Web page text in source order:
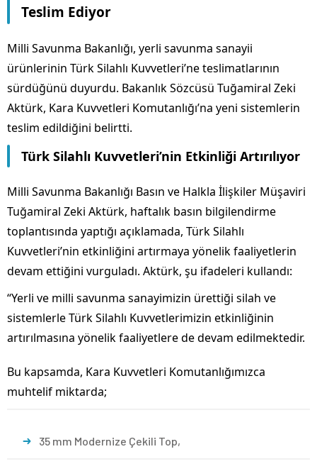
Teslim Ediyor
Milli Savunma Bakanlığı, yerli savunma sanayii
ürünlerinin Türk Silahlı Kuvvetleri’ne teslimatlarının
sürdüğünü duyurdu. Bakanlık Sözcüsü Tuğamiral Zeki
Aktürk, Kara Kuvvetleri Komutanlığı’na yeni sistemlerin
teslim edildiğini belirtti.
Türk Silahlı Kuvvetleri’nin Etkinliği Artırılıyor
Milli Savunma Bakanlığı Basın ve Halkla İlişkiler Müşaviri
Tuğamiral Zeki Aktürk, haftalık basın bilgilendirme
toplantısında yaptığı açıklamada, Türk Silahlı
Kuvvetleri’nin etkinliğini artırmaya yönelik faaliyetlerin
devam ettiğini vurguladı. Aktürk, şu ifadeleri kullandı:
“Yerli ve milli savunma sanayimizin ürettiği silah ve
sistemlerle Türk Silahlı Kuvvetlerimizin etkinliğinin
artırılmasına yönelik faaliyetlere de devam edilmektedir.
Bu kapsamda, Kara Kuvvetleri Komutanlığımızca
muhtelif miktarda;
35 mm Modernize Çekili Top,